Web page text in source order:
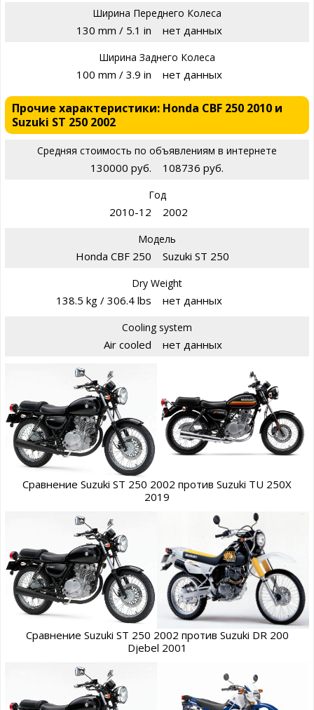
Ширина Переднего Колеса
130 mm / 5.1 in нет данных
Ширина Заднего Колеса
100 mm / 3.9 in нет данных
Прочие характеристики: Honda CBF 250 2010 и
Suzuki ST 250 2002
Средняя стоимость по объявлениям в интернете
130000 руб. 108736 руб.
Год
2010-12 2002
Модель
Honda CBF 250 Suzuki ST 250
Dry Weight
138.5 kg / 306.4 lbs нет данных
Cooling system
Air cooled нет данных
Сравнение Suzuki ST 250 2002 против Suzuki TU 250X
2019
Сравнение Suzuki ST 250 2002 против Suzuki DR 200
Djebel 2001